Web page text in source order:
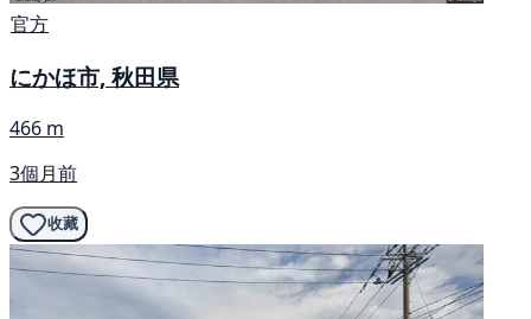
官方
にかほ市, 秋田県
466 m
3個月前
收藏